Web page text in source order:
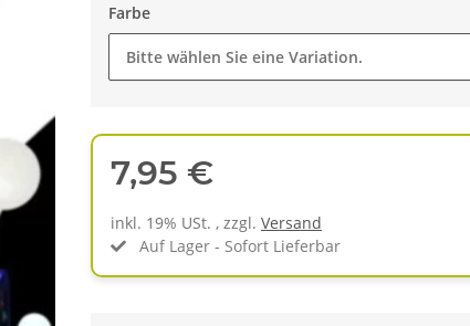
Farbe
Bitte wählen Sie eine Variation.
7,95 €
inkl. 19% USt. , zzgl. Versand
Auf Lager - Sofort Lieferbar